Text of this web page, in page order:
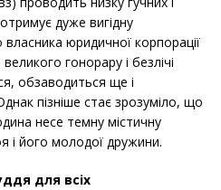
дуже вигідну
юридичної корпорації
гонорару і безлічі
обзаводиться ще і
пізніше стає зрозуміло, що
несе темну містичну
і його молодої дружини.
для всіх